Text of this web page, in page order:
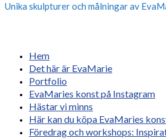
Unika skulpturer och målningar av
Hem
Det här är EvaMarie
Portfolio
EvaMaries konst på Instagram
Hästar vi minns
Här kan du köpa EvaMaries
Föredrag och workshops: